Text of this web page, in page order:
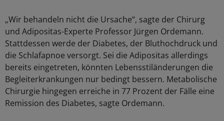
„Wir behandeln nicht die Ursache“, sagte der Chirurg
und Adipositas-Experte Professor Jürgen Ordemann.
Stattdessen werde der Diabetes, der Bluthochdruck und
die Schlafapnoe versorgt. Sei die Adipositas allerdings
bereits eingetreten, könnten Lebensstiländerungen die
Begleiterkrankungen nur bedingt bessern. Metabolische
Chirurgie hingegen erreiche in 77 Prozent der Fälle eine
Remission des Diabetes, sagte Ordemann.